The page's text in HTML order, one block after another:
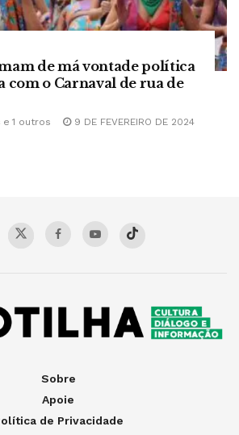
de má vontade política
com o Carnaval de rua de
e 1 outros 9 DE FEVEREIRO DE 2024
Sobre
Apoie
de Privacidade